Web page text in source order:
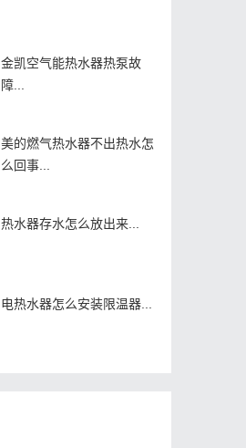
金凯空气能热水器热泵故
障...
美的燃气热水器不出热水怎
么回事...
热水器存水怎么放出来...
电热水器怎么安装限温器...